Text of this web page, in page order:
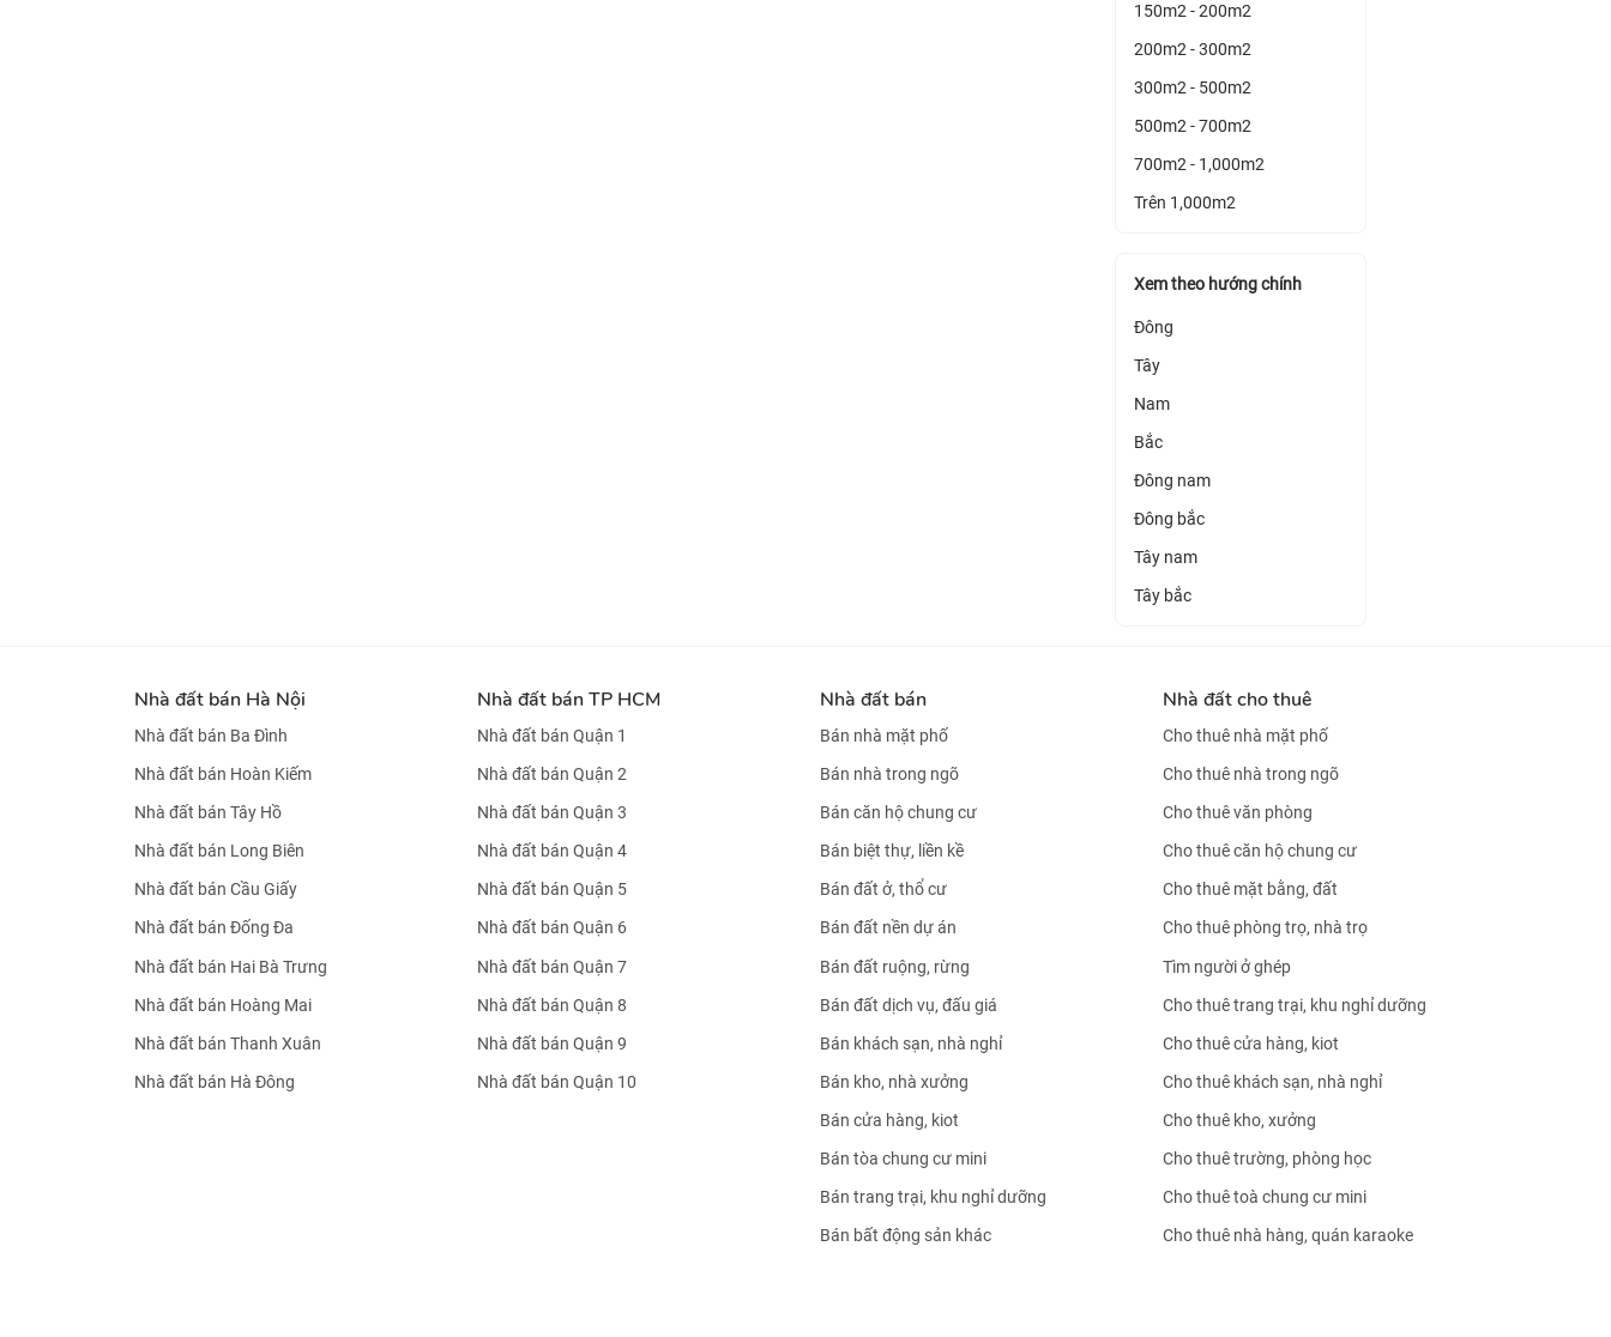
150m2 - 200m2
200m2 - 300m2
300m2 - 500m2
500m2 - 700m2
700m2 - 1,000m2
Trên 1,000m2
Xem theo hướng chính
Đông
Tây
Nam
Bắc
Đông nam
Đông bắc
Tây nam
Tây bắc
Nhà đất bán Hà Nội
Nhà đất bán Ba Đình
Nhà đất bán Hoàn Kiếm
Nhà đất bán Tây Hồ
Nhà đất bán Long Biên
Nhà đất bán Cầu Giấy
Nhà đất bán Đống Đa
Nhà đất bán Hai Bà Trưng
Nhà đất bán Hoàng Mai
Nhà đất bán Thanh Xuân
Nhà đất bán Hà Đông
Nhà đất bán TP HCM
Nhà đất bán Quận 1
Nhà đất bán Quận 2
Nhà đất bán Quận 3
Nhà đất bán Quận 4
Nhà đất bán Quận 5
Nhà đất bán Quận 6
Nhà đất bán Quận 7
Nhà đất bán Quận 8
Nhà đất bán Quận 9
Nhà đất bán Quận 10
Nhà đất bán
Bán nhà mặt phố
Bán nhà trong ngõ
Bán căn hộ chung cư
Bán biệt thự, liền kề
Bán đất ở, thổ cư
Bán đất nền dự án
Bán đất ruộng, rừng
Bán đất dịch vụ, đấu giá
Bán khách sạn, nhà nghỉ
Bán kho, nhà xưởng
Bán cửa hàng, kiot
Bán tòa chung cư mini
Bán trang trại, khu nghỉ dưỡng
Bán bất động sản khác
Nhà đất cho thuê
Cho thuê nhà mặt phố
Cho thuê nhà trong ngõ
Cho thuê văn phòng
Cho thuê căn hộ chung cư
Cho thuê mặt bằng, đất
Cho thuê phòng trọ, nhà trọ
Tìm người ở ghép
Cho thuê trang trại, khu nghỉ dưỡng
Cho thuê cửa hàng, kiot
Cho thuê khách sạn, nhà nghỉ
Cho thuê kho, xưởng
Cho thuê trường, phòng học
Cho thuê toà chung cư mini
Cho thuê nhà hàng, quán karaoke